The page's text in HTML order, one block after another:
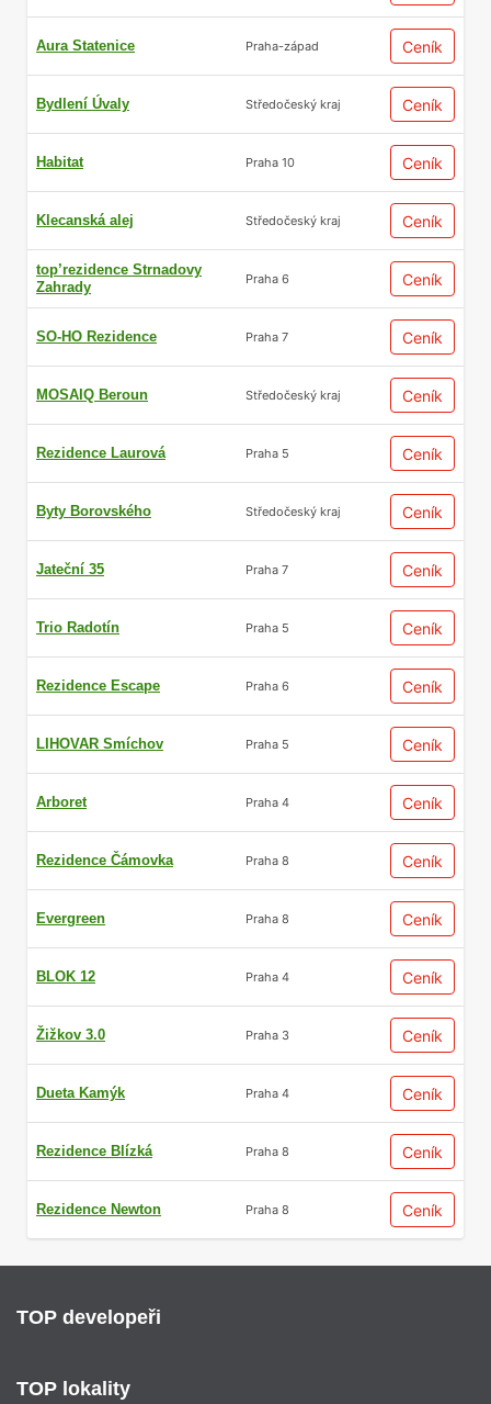
Aura Statenice Praha-západ Ceník
Bydlení Úvaly Středočeský kraj Ceník
Habitat Praha 10 Ceník
Klecanská alej Středočeský kraj Ceník
top’rezidence Strnadovy
Zahrady
Praha 6 Ceník
SO-HO Rezidence Praha 7 Ceník
MOSAIQ Beroun Středočeský kraj Ceník
Rezidence Laurová Praha 5 Ceník
Byty Borovského Středočeský kraj Ceník
Jateční 35 Praha 7 Ceník
Trio Radotín Praha 5 Ceník
Rezidence Escape Praha 6 Ceník
LIHOVAR Smíchov Praha 5 Ceník
Arboret Praha 4 Ceník
Rezidence Čámovka Praha 8 Ceník
Evergreen Praha 8 Ceník
BLOK 12 Praha 4 Ceník
Žižkov 3.0 Praha 3 Ceník
Dueta Kamýk Praha 4 Ceník
Rezidence Blízká Praha 8 Ceník
Rezidence Newton Praha 8 Ceník
TOP developeři
TOP lokality